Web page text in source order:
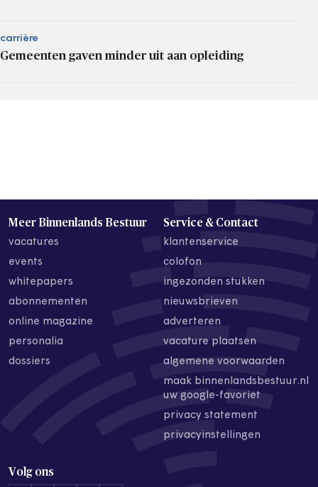
carrière
Gemeenten gaven minder uit aan opleiding
Meer Binnenlands Bestuur
vacatures
events
whitepapers
abonnementen
online magazine
personalia
dossiers
Service & Contact
klantenservice
colofon
ingezonden stukken
nieuwsbrieven
adverteren
vacature plaatsen
algemene voorwaarden
maak binnenlandsbestuur.nl
uw google-favoriet
privacy statement
privacyinstellingen
Volg ons